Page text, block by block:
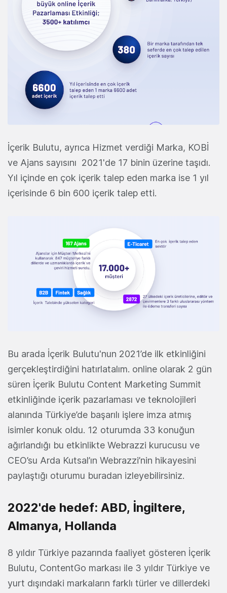
İçerik Bulutu, ayrıca Hizmet verdiği Marka, KOBİ
ve Ajans sayısını 2021'de 17 binin üzerine taşıdı.
Yıl içinde en çok içerik talep eden marka ise 1 yıl
içerisinde 6 bin 600 içerik talep etti.
Bu arada İçerik Bulutu'nun 2021’de ilk etkinliğini
gerçekleştirdiğini hatırlatalım. online olarak 2 gün
süren İçerik Bulutu Content Marketing Summit
etkinliğinde içerik pazarlaması ve teknolojileri
alanında Türkiye’de başarılı işlere imza atmış
isimler konuk oldu. 12 oturumda 33 konuğun
ağırlandığı bu etkinlikte Webrazzi kurucusu ve
CEO’su Arda Kutsal’ın Webrazzi’nin hikayesini
paylaştığı oturumu buradan izleyebilirsiniz.
2022'de hedef: ABD, İngiltere,
Almanya, Hollanda
8 yıldır Türkiye pazarında faaliyet gösteren İçerik
Bulutu, ContentGo markası ile 3 yıldır Türkiye ve
yurt dışındaki markaların farklı türler ve dillerdeki